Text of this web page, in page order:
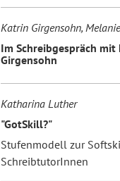
Katrin Girgensohn,
Im Schreibgespräch
Girgensohn
Katharina Luther
"GotSkill?"
Stufenmodell zur
SchreibtutorInnen